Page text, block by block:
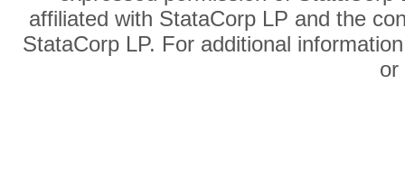
affiliated with StataCorp LP and the
StataCorp LP. For additional
or